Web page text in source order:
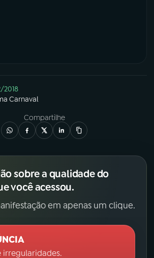
Carnaval
Compartilhe
sobre a qualidade do
você acessou.
em apenas um clique.
irregularidades.